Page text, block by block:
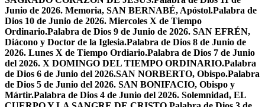
Junio de 2026. Memoria, SAN BERNABÉ, Apóstol.Palabra de
Dios 10 de Junio de 2026. Miercoles X de Tiempo
Ordinario.Palabra de Dios 9 de Junio de 2026. SAN EFRÉN,
Diácono y Doctor de la Iglesia.Palabra de Dios 8 de Junio de
2026. Lunes X de Tiempo Ordiario.Palabra de Dios 7 de Junio
del 2026. X DOMINGO DEL TIEMPO ORDINARIO.Palabra
de Dios 6 de Junio del 2026.SAN NORBERTO, Obispo.Palabra
de Dios 5 de Junio del 2026. SAN BONIFACIO, Obispo y
Mártir.Palabra de Dios 4 de Junio del 2026. Solemnidad, EL